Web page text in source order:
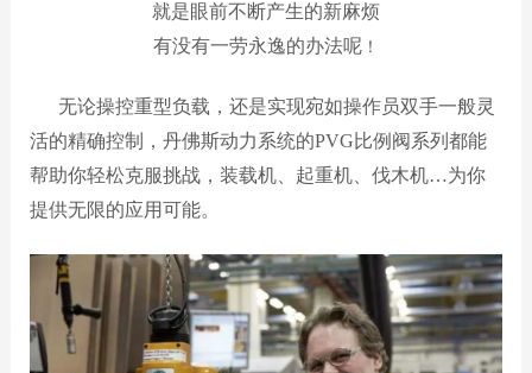
就是眼前不断产生的新麻烦
有没有一劳永逸的办法呢 ！
无论操控重型负载，还是实现宛如操作员双手一般灵
活的精确控制，丹佛斯动力系统的PVG比例阀系列都能
帮助你轻松克服挑战，装载机、起重机、伐木机…为你
提供无限的应用可能。